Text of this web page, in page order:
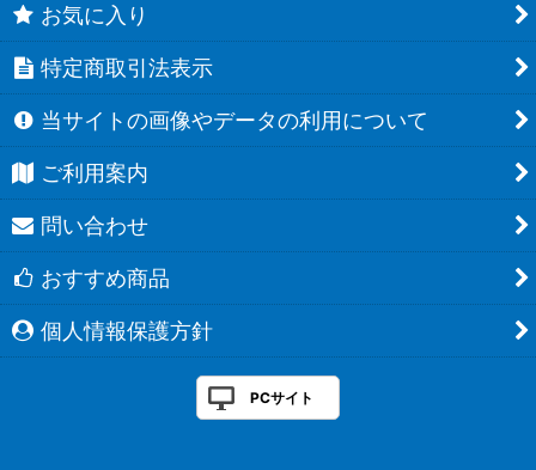
お気に入り
特定商取引法表示
当サイトの画像やデータの利用について
ご利用案内
問い合わせ
おすすめ商品
個人情報保護方針
PCサイト